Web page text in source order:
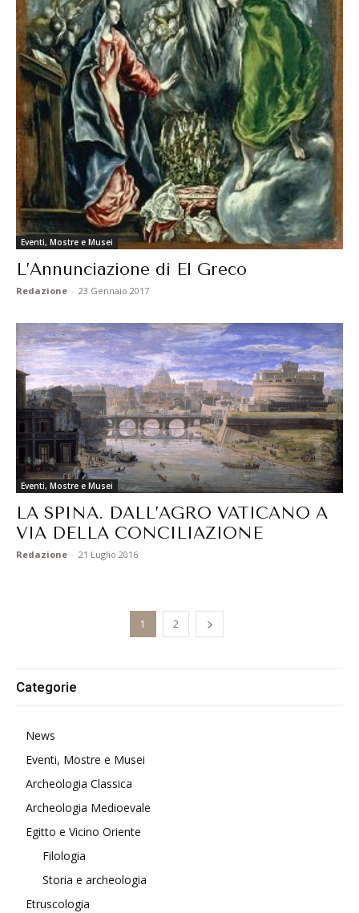
Eventi, Mostre e Musei
L’Annunciazione di El Greco
Redazione - 23 Gennaio 2017
Eventi, Mostre e Musei
LA SPINA. DALL’AGRO VATICANO A
VIA DELLA CONCILIAZIONE
Redazione - 21 Luglio 2016
1 2
Categorie
News
Eventi, Mostre e Musei
Archeologia Classica
Archeologia Medioevale
Egitto e Vicino Oriente
Filologia
Storia e archeologia
Etruscologia